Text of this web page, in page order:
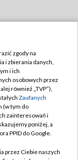
zgody na
i zbierania danych,
i ich
osobowych przez
również „TVP”),
Zaufanych
(w tym do
zainteresowań i
poniżej, a
PPID do Google.
przez Ciebie naszych